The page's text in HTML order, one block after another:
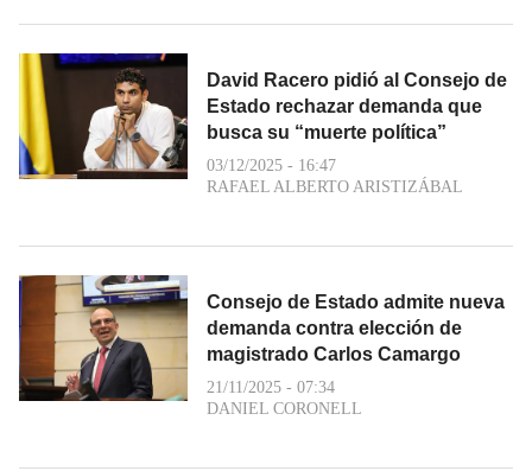
David Racero pidió al Consejo de
Estado rechazar demanda que
busca su “muerte política”
03/12/2025 - 16:47
RAFAEL ALBERTO ARISTIZÁBAL
Consejo de Estado admite nueva
demanda contra elección de
magistrado Carlos Camargo
21/11/2025 - 07:34
DANIEL CORONELL